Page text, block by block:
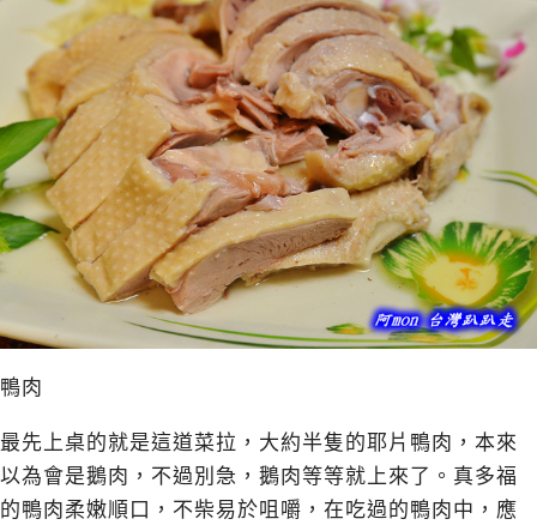
鴨肉
最先上桌的就是這道菜拉，大約半隻的耶片鴨肉，本來
以為會是鵝肉，不過別急，鵝肉等等就上來了。真多福
的鴨肉柔嫩順口，不柴易於咀嚼，在吃過的鴨肉中，應